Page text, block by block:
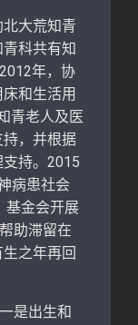
大荒知青
科共有知
年，协
和生活用
青老人及医
，并根据
持。2015
病患社会
基金会开展
助滞留在
之年再回
是出生和